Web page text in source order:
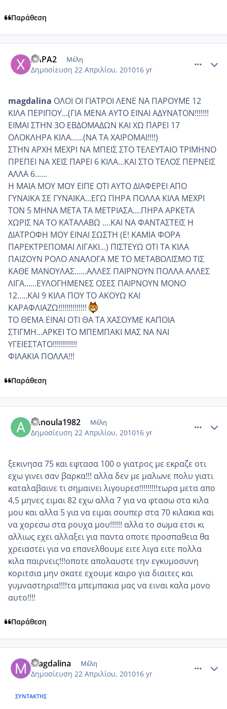
Παράθεση
ΧΑΡΑ2 Μέλη
Δημοσίευση 22 Απριλίου, 201016 yr
magdalina ΟΛΟΙ ΟΙ ΓΙΑΤΡΟΙ ΛΕΝΕ ΝΑ ΠΑΡΟΥΜΕ 12
ΚΙΛΑ ΠΕΡΙΠΟΥ...(ΓΙΑ ΜΕΝΑ ΑΥΤΟ ΕΙΝΑΙ ΑΔΥΝΑΤΟΝ!!!!!!!
ΕΙΜΑΙ ΣΤΗΝ 3Ο ΕΒΔΟΜΑΔΩΝ ΚΑΙ ΧΩ ΠΑΡΕΙ 17
ΟΛΟΚΛΗΡΑ ΚΙΛΑ......(ΝΑ ΤΑ ΧΑΙΡΟΜΑΙ!!!!)
ΣΤΗΝ ΑΡΧΗ ΜΕΧΡΙ ΝΑ ΜΠΕΙΣ ΣΤΟ ΤΕΛΕΥΤΑΙΟ ΤΡΙΜΗΝΟ
ΠΡΕΠΕΙ ΝΑ ΧΕΙΣ ΠΑΡΕΙ 6 ΚΙΛΑ...ΚΑΙ ΣΤΟ ΤΕΛΟΣ ΠΕΡΝΕΙΣ
ΑΛΛΑ 6......
Η ΜΑΙΑ ΜΟΥ ΜΟΥ ΕΙΠΕ ΟΤΙ ΑΥΤΟ ΔΙΑΦΕΡΕΙ ΑΠΟ
ΓΥΝΑΙΚΑ ΣΕ ΓΥΝΑΙΚΑ...ΕΓΩ ΠΗΡΑ ΠΟΛΛΑ ΚΙΛΑ ΜΕΧΡΙ
ΤΟΝ 5 ΜΗΝΑ ΜΕΤΑ ΤΑ ΜΕΤΡΙΑΣΑ....ΠΗΡΑ ΑΡΚΕΤΑ
ΧΩΡΙΣ ΝΑ ΤΟ ΚΑΤΑΛΑΒΩ ....ΚΑΙ ΝΑ ΦΑΝΤΑΣΤΕΙΣ Η
ΔΙΑΤΡΟΦΗ ΜΟΥ ΕΙΝΑΙ ΣΩΣΤΗ (Ε! ΚΑΜΙΑ ΦΟΡΑ
ΠΑΡΕΚΤΡΕΠΟΜΑΙ ΛΙΓΑΚΙ...) ΠΙΣΤΕΥΩ ΟΤΙ ΤΑ ΚΙΛΑ
ΠΑΙΖΟΥΝ ΡΟΛΟ ΑΝΑΛΟΓΑ ΜΕ ΤΟ ΜΕΤΑΒΟΛΙΣΜΟ ΤΙΣ
ΚΑΘΕ ΜΑΝΟΥΛΑΣ......ΑΛΛΕΣ ΠΑΙΡΝΟΥΝ ΠΟΛΛΑ ΑΛΛΕΣ
ΛΙΓΑ......ΕΥΛΟΓΗΜΕΝΕΣ ΟΣΕΣ ΠΑΙΡΝΟΥΝ ΜΟΝΟ
12.....ΚΑΙ 9 ΚΙΛΑ ΠΟΥ ΤΟ ΑΚΟΥΩ ΚΑΙ
ΚΑΡΑΦΛΙΑΖΩ!!!!!!!!!!!!!!
ΤΟ ΘΕΜΑ ΕΙΝΑΙ ΟΤΙ ΘΑ ΤΑ ΧΑΣΟΥΜΕ ΚΑΠΟΙΑ
ΣΤΙΓΜΗ...ΑΡΚΕΙ ΤΟ ΜΠΕΜΠΑΚΙ ΜΑΣ ΝΑ ΝΑΙ
ΥΓΕΙΕΣΤΑΤΟ!!!!!!!!!!!!
ΦΙΛΑΚΙΑ ΠΟΛΛΑ!!!
Παράθεση
annoula1982 Μέλη
Δημοσίευση 22 Απριλίου, 201016 yr
ξεκινησα 75 και εφτασα 100 ο γιατρος με εκραζε οτι
εχω γινει σαν βαρκα!!! αλλα δεν με μαλωνε πολυ γιατι
καταλαβαινε τι σημαινει λιγουρεσ!!!!!!!!!τωρα μετα απο
4,5 μηνες ειμαι 82 εχω αλλα 7 για να φτασω στα κιλα
μου και αλλα 5 για να ειμαι σουπερ στα 70 κιλακια και
να χορεσω στα ρουχα μου!!!!!! αλλα το σωμα ετσι κι
αλλιως εχει αλλαξει για παντα οποτε προσπαθεια θα
χρειαστει για να επανελθουμε ειτε λιγα ειτε πολλα
κιλα παιρνεις!!!οποτε απολαυστε την εγκυμοσυνη
κοριτσια μην σκατε εχουμε καιρο για διαιτες και
γυμναστηρια!!!!τα μπεμπακια μας να ειναι καλα μονο
αυτο!!!!
Παράθεση
magdalina Μέλη
Δημοσίευση 22 Απριλίου, 201016 yr
ΣΥΝΤΆΚΤΗΣ